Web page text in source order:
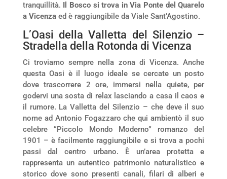
tranquillità. Il Bosco si trova in Via Ponte del Quarelo
a Vicenzaed è raggiungibile da Viale Sant’Agostino.
L’Oasi della Valletta del Silenzio –
Stradella della Rotonda di Vicenza
Ci troviamo sempre nella zona di Vicenza. Anche
questa Oasi è il luogo ideale se cercate un posto
dove trascorrere 2 ore, immersi nella quiete, per
godervi una sosta di relax lasciando a casa il caos e
il rumore. La Valletta del Silenzio – che deve il suo
nome ad Antonio Fogazzaro che qui ambientò il suo
celebre “Piccolo Mondo Moderno” romanzo del
1901 – è facilmente raggiungibile e si trova a pochi
passi dal centro urbano. È un’area protetta e
rappresenta un autentico patrimonio naturalistico e
storico dove sono presenti canali, filari di alberi e